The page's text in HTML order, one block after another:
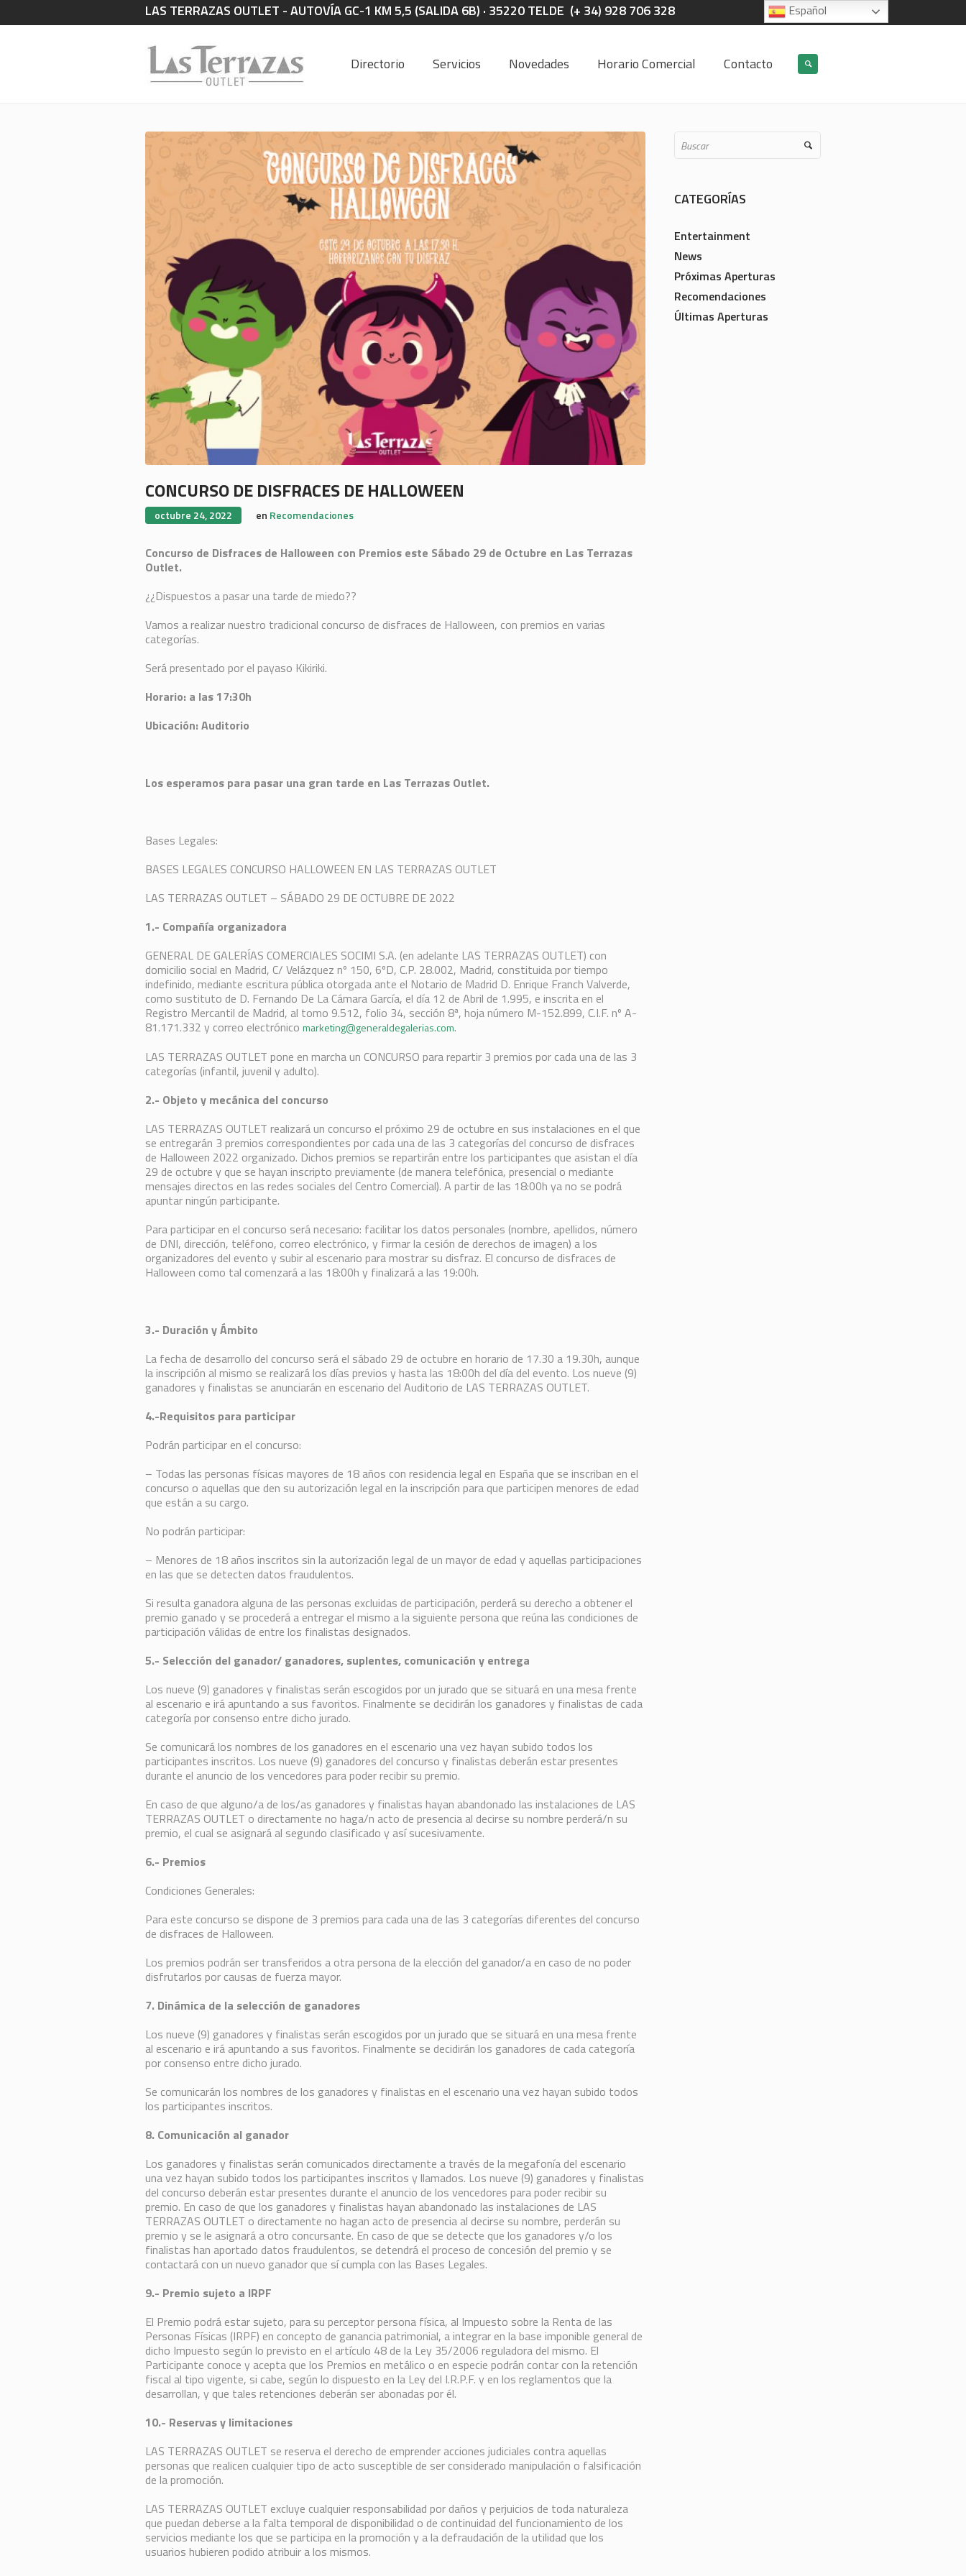
LAS TERRAZAS OUTLET - AUTOVÍA GC-1 KM 5,5 (SALIDA 6B) · 35220 TELDE (+ 34) 928 706 328
Directorio Servicios Novedades Horario Comercial Contacto
CONCURSO DE DISFRACES DE HALLOWEEN
octubre 24, 2022 en Recomendaciones
Concurso de Disfraces de Halloween con Premios este Sábado 29 de Octubre en Las Terrazas
Outlet.
¿¿Dispuestos a pasar una tarde de miedo??
Vamos a realizar nuestro tradicional concurso de disfraces de Halloween, con premios en varias
categorías.
Será presentado por el payaso Kikiriki.
Horario: a las 17:30h
Ubicación: Auditorio
Los esperamos para pasar una gran tarde en Las Terrazas Outlet.
Bases Legales:
BASES LEGALES CONCURSO HALLOWEEN EN LAS TERRAZAS OUTLET
LAS TERRAZAS OUTLET – SÁBADO 29 DE OCTUBRE DE 2022
1.- Compañía organizadora
GENERAL DE GALERÍAS COMERCIALES SOCIMI S.A. (en adelante LAS TERRAZAS OUTLET) con
domicilio social en Madrid, C/ Velázquez nº 150, 6ºD, C.P. 28.002, Madrid, constituida por tiempo
indefinido, mediante escritura pública otorgada ante el Notario de Madrid D. Enrique Franch Valverde,
como sustituto de D. Fernando De La Cámara García, el día 12 de Abril de 1.995, e inscrita en el
Registro Mercantil de Madrid, al tomo 9.512, folio 34, sección 8ª, hoja número M-152.899, C.I.F. nº A-
81.171.332 y correo electrónico marketing@generaldegalerias.com.
LAS TERRAZAS OUTLET pone en marcha un CONCURSO para repartir 3 premios por cada una de las 3
categorías (infantil, juvenil y adulto).
2.- Objeto y mecánica del concurso
LAS TERRAZAS OUTLET realizará un concurso el próximo 29 de octubre en sus instalaciones en el que
se entregarán 3 premios correspondientes por cada una de las 3 categorías del concurso de disfraces
de Halloween 2022 organizado. Dichos premios se repartirán entre los participantes que asistan el día
29 de octubre y que se hayan inscripto previamente (de manera telefónica, presencial o mediante
mensajes directos en las redes sociales del Centro Comercial). A partir de las 18:00h ya no se podrá
apuntar ningún participante.
Para participar en el concurso será necesario: facilitar los datos personales (nombre, apellidos, número
de DNI, dirección, teléfono, correo electrónico, y firmar la cesión de derechos de imagen) a los
organizadores del evento y subir al escenario para mostrar su disfraz. El concurso de disfraces de
Halloween como tal comenzará a las 18:00h y finalizará a las 19:00h.
3.- Duración y Ámbito
La fecha de desarrollo del concurso será el sábado 29 de octubre en horario de 17.30 a 19.30h, aunque
la inscripción al mismo se realizará los días previos y hasta las 18:00h del día del evento. Los nueve (9)
ganadores y finalistas se anunciarán en escenario del Auditorio de LAS TERRAZAS OUTLET.
4.-Requisitos para participar
Podrán participar en el concurso:
– Todas las personas físicas mayores de 18 años con residencia legal en España que se inscriban en el
concurso o aquellas que den su autorización legal en la inscripción para que participen menores de edad
que están a su cargo.
No podrán participar:
– Menores de 18 años inscritos sin la autorización legal de un mayor de edad y aquellas participaciones
en las que se detecten datos fraudulentos.
Si resulta ganadora alguna de las personas excluidas de participación, perderá su derecho a obtener el
premio ganado y se procederá a entregar el mismo a la siguiente persona que reúna las condiciones de
participación válidas de entre los finalistas designados.
5.- Selección del ganador/ ganadores, suplentes, comunicación y entrega
Los nueve (9) ganadores y finalistas serán escogidos por un jurado que se situará en una mesa frente
al escenario e irá apuntando a sus favoritos. Finalmente se decidirán los ganadores y finalistas de cada
categoría por consenso entre dicho jurado.
Se comunicará los nombres de los ganadores en el escenario una vez hayan subido todos los
participantes inscritos. Los nueve (9) ganadores del concurso y finalistas deberán estar presentes
durante el anuncio de los vencedores para poder recibir su premio.
En caso de que alguno/a de los/as ganadores y finalistas hayan abandonado las instalaciones de LAS
TERRAZAS OUTLET o directamente no haga/n acto de presencia al decirse su nombre perderá/n su
premio, el cual se asignará al segundo clasificado y así sucesivamente.
6.- Premios
Condiciones Generales:
Para este concurso se dispone de 3 premios para cada una de las 3 categorías diferentes del concurso
de disfraces de Halloween.
Los premios podrán ser transferidos a otra persona de la elección del ganador/a en caso de no poder
disfrutarlos por causas de fuerza mayor.
7. Dinámica de la selección de ganadores
Los nueve (9) ganadores y finalistas serán escogidos por un jurado que se situará en una mesa frente
al escenario e irá apuntando a sus favoritos. Finalmente se decidirán los ganadores de cada categoría
por consenso entre dicho jurado.
Se comunicarán los nombres de los ganadores y finalistas en el escenario una vez hayan subido todos
los participantes inscritos.
8. Comunicación al ganador
Los ganadores y finalistas serán comunicados directamente a través de la megafonía del escenario
una vez hayan subido todos los participantes inscritos y llamados. Los nueve (9) ganadores y finalistas
del concurso deberán estar presentes durante el anuncio de los vencedores para poder recibir su
premio. En caso de que los ganadores y finalistas hayan abandonado las instalaciones de LAS
TERRAZAS OUTLET o directamente no hagan acto de presencia al decirse su nombre, perderán su
premio y se le asignará a otro concursante. En caso de que se detecte que los ganadores y/o los
finalistas han aportado datos fraudulentos, se detendrá el proceso de concesión del premio y se
contactará con un nuevo ganador que sí cumpla con las Bases Legales.
9.- Premio sujeto a IRPF
El Premio podrá estar sujeto, para su perceptor persona física, al Impuesto sobre la Renta de las
Personas Físicas (IRPF) en concepto de ganancia patrimonial, a integrar en la base imponible general de
dicho Impuesto según lo previsto en el artículo 48 de la Ley 35/2006 reguladora del mismo. El
Participante conoce y acepta que los Premios en metálico o en especie podrán contar con la retención
fiscal al tipo vigente, si cabe, según lo dispuesto en la Ley del I.R.P.F. y en los reglamentos que la
desarrollan, y que tales retenciones deberán ser abonadas por él.
10.- Reservas y limitaciones
LAS TERRAZAS OUTLET se reserva el derecho de emprender acciones judiciales contra aquellas
personas que realicen cualquier tipo de acto susceptible de ser considerado manipulación o falsificación
de la promoción.
LAS TERRAZAS OUTLET excluye cualquier responsabilidad por daños y perjuicios de toda naturaleza
que puedan deberse a la falta temporal de disponibilidad o de continuidad del funcionamiento de los
servicios mediante los que se participa en la promoción y a la defraudación de la utilidad que los
usuarios hubieren podido atribuir a los mismos.
CATEGORÍAS
Entertainment
News
Próximas Aperturas
Recomendaciones
Últimas Aperturas
Español